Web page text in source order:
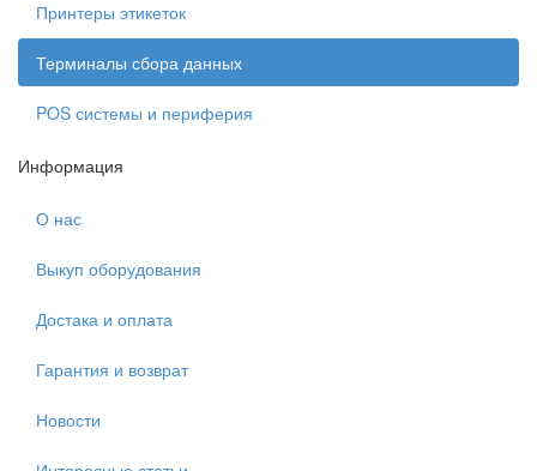
Принтеры этикеток
Терминалы сбора данных
POS системы и периферия
Информация
О нас
Выкуп оборудования
Достака и оплата
Гарантия и возврат
Новости